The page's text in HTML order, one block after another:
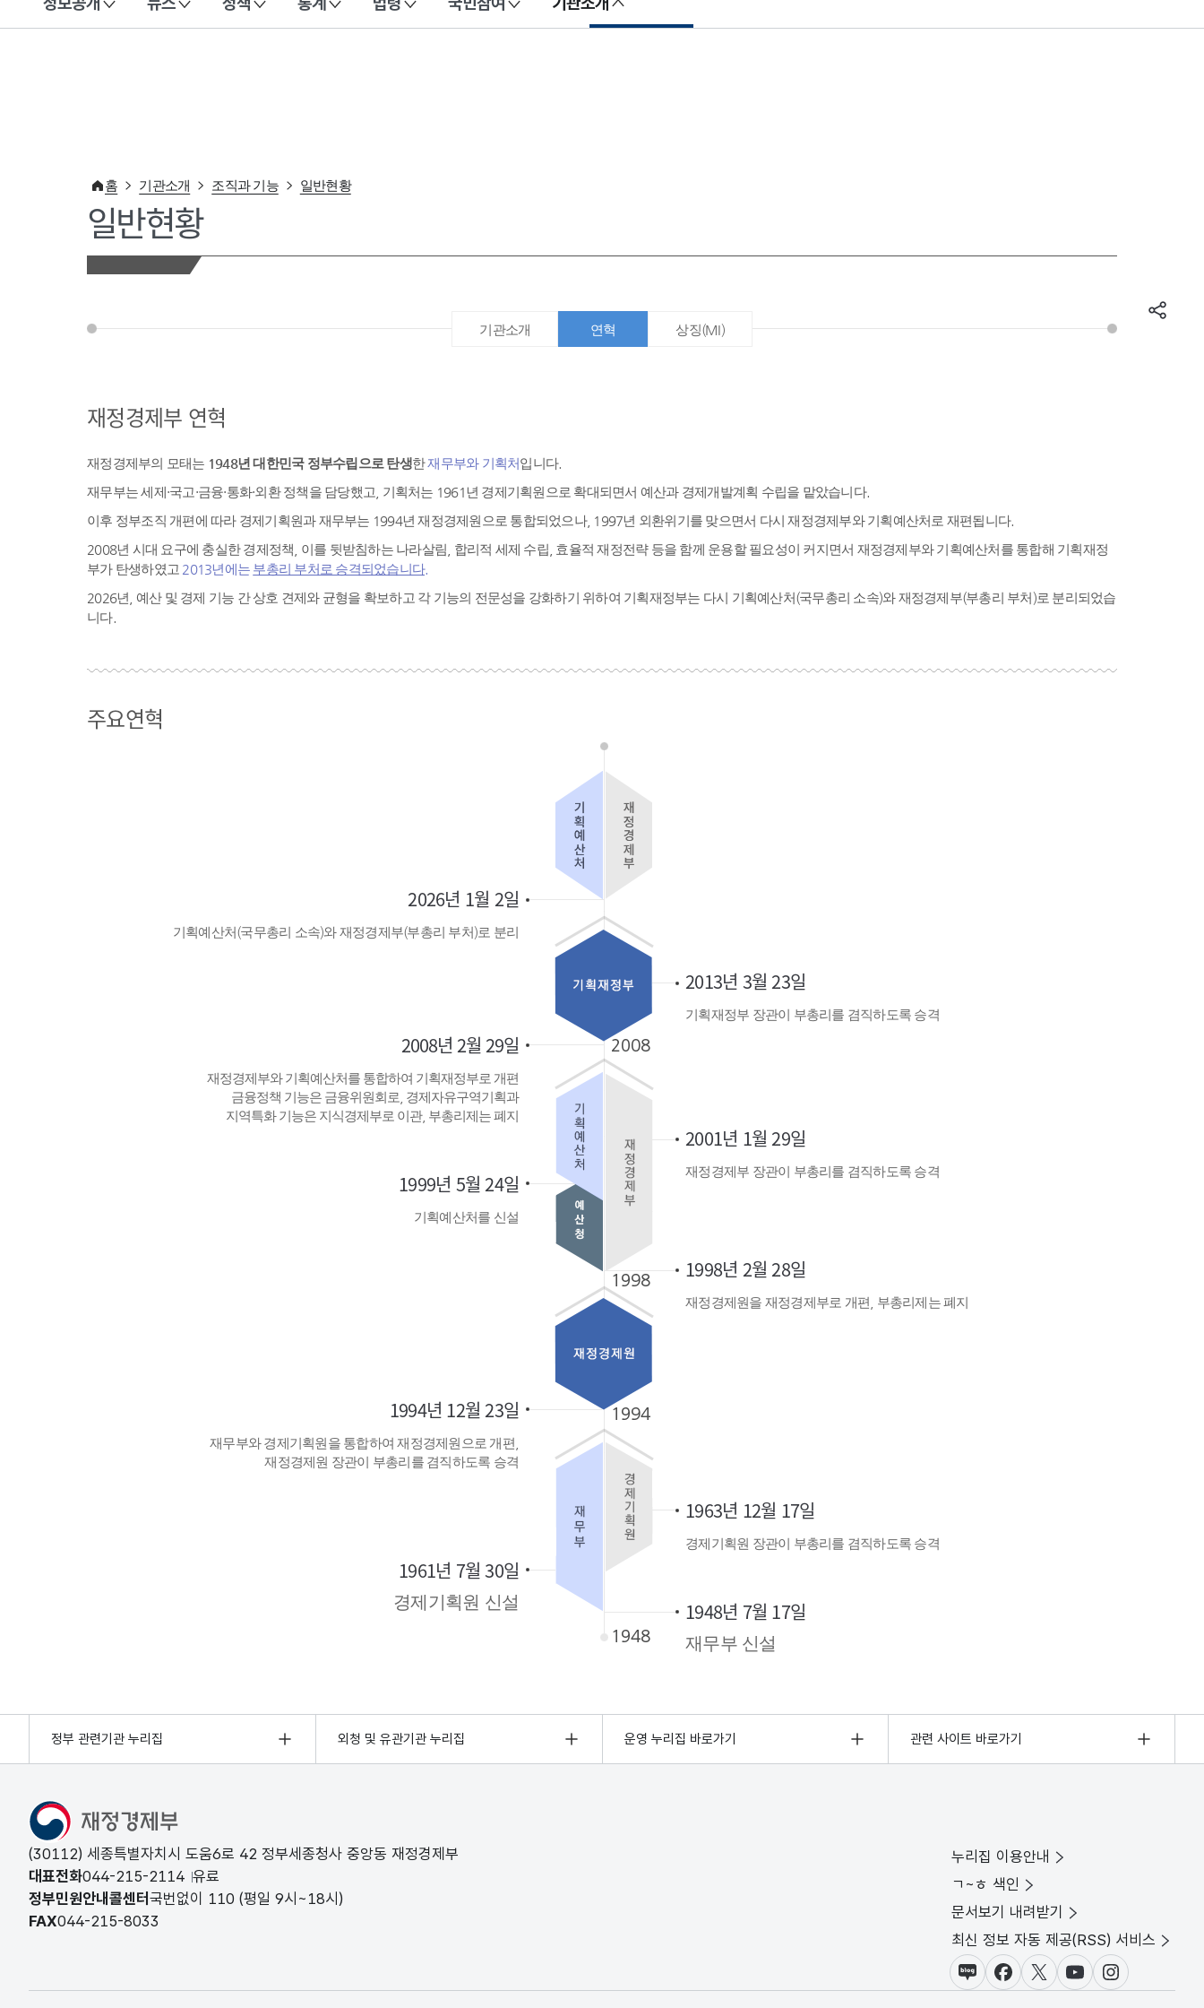
이 누리집은 대한민국 공식 전자정부 누리집입니다.
홈 기관소개 조직과 기능 일반현황
일반현황
기관소개 연혁 상징(MI)
재정경제부 연혁
재정경제부의 모태는 1948년 대한민국 정부수립으로 탄생한재무부와 기획처입니다.
재무부는 세제·국고·금융·통화·외환 정책을 담당했고, 기획처는 1961년 경제기획원으로 확대되면서 예산과 경제개발계획 수립을 맡았습니다.
이후 정부조직 개편에 따라 경제기획원과 재무부는 1994년 재정경제원으로 통합되었으나, 1997년 외환위기를 맞으면서 다시 재정경제부와 기획예산처로 재편됩니다.
2008년 시대 요구에 충실한 경제정책, 이를 뒷받침하는 나라살림, 합리적 세제 수립, 효율적 재정전략 등을 함께 운용할 필요성이 커지면서 재정경제부와 기획예산처를 통합해 기획재정
부가 탄생하였고 2013년에는 부총리 부처로 승격되었습니다.
2026년, 예산 및 경제 기능 간 상호 견제와 균형을 확보하고 각 기능의 전문성을 강화하기 위하여 기획재정부는 다시 기획예산처(국무총리 소속)와 재정경제부(부총리 부처)로 분리되었습
니다.
주요연혁
2026년 1월 2일
기획예산처(국무총리 소속)와 재정경제부(부총리 부처)로 분리
2013년 3월 23일
기획재정부 장관이 부총리를 겸직하도록 승격
2008년 2월 29일
재정경제부와 기획예산처를 통합하여 기획재정부로 개편
금융정책 기능은 금융위원회로, 경제자유구역기획과
지역특화 기능은 지식경제부로 이관, 부총리제는 폐지
2001년 1월 29일
재정경제부 장관이 부총리를 겸직하도록 승격
1999년 5월 24일
기획예산처를 신설
1998년 2월 28일
재정경제원을 재정경제부로 개편, 부총리제는 폐지
1994년 12월 23일
재무부와 경제기획원을 통합하여 재정경제원으로 개편,
재정경제원 장관이 부총리를 겸직하도록 승격
1963년 12월 17일
경제기획원 장관이 부총리를 겸직하도록 승격
1961년 7월 30일
경제기획원 신설 1948년 7월 17일
재무부 신설
정부 관련기관 누리집 외청 및 유관기관 누리집 운영 누리집 바로가기 관련 사이트 바로가기
(30112) 세종특별자치시 도움6로 42 정부세종청사 중앙동 재정경제부
대표전화044-215-2114 유료
정부민원안내콜센터 국번없이 110 (평일 9시~18시)
FAX044-215-8033
누리집 이용안내
ㄱ~ㅎ 색인
문서보기 내려받기
최신 정보 자동 제공(RSS) 서비스
블로그페이스북X(트위터)
유튜브인스타그램